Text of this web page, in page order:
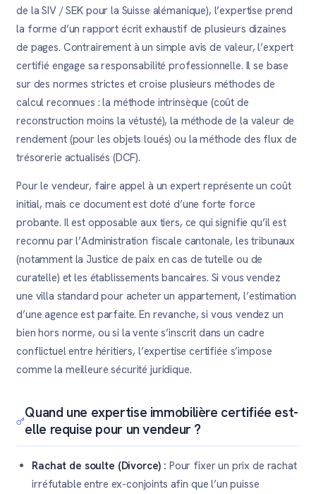
de la SIV / SEK pour la Suisse alémanique), l’expertise prend
la forme d’un rapport écrit exhaustif de plusieurs dizaines
de pages. Contrairement à un simple avis de valeur, l’expert
certifié engage sa responsabilité professionnelle. Il se base
sur des normes strictes et croise plusieurs méthodes de
calcul reconnues : la méthode intrinsèque (coût de
reconstruction moins la vétusté), la méthode de la valeur de
rendement (pour les objets loués) ou la méthode des flux de
trésorerie actualisés (DCF).
Pour le vendeur, faire appel à un expert représente un coût
initial, mais ce document est doté d’une forte force
probante. Il est opposable aux tiers, ce qui signifie qu’il est
reconnu par l’Administration fiscale cantonale, les tribunaux
(notamment la Justice de paix en cas de tutelle ou de
curatelle) et les établissements bancaires. Si vous vendez
une villa standard pour acheter un appartement, l’estimation
d’une agence est parfaite. En revanche, si vous vendez un
bien hors norme, ou si la vente s’inscrit dans un cadre
conflictuel entre héritiers, l’expertise certifiée s’impose
comme la meilleure sécurité juridique.
Quand une expertise immobilière certifiée est-
elle requise pour un vendeur ?
Rachat de soulte (Divorce) : Pour fixer un prix de rachat
irréfutable entre ex-conjoints afin que l’un puisse